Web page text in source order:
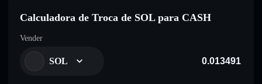
Calculadora de Troca de SOL para CASH
Vender
SOL